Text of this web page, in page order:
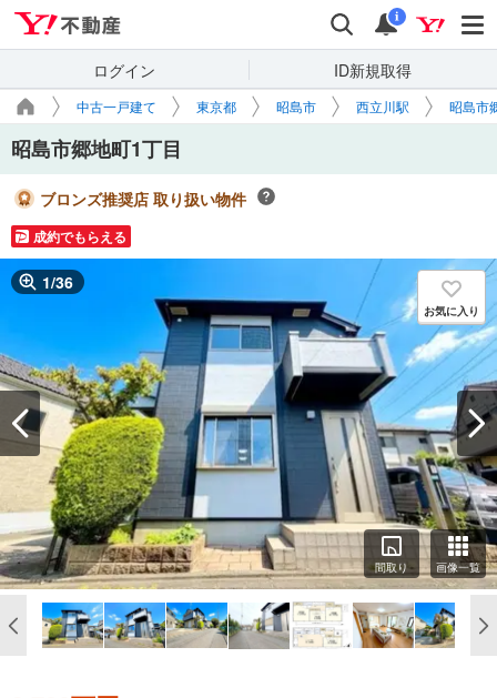
検索 通知
i
ログイン ID新規取得
中古一戸建て 東京都 昭島市 西立川駅 昭島市
昭島市郷地町1丁目
ブロンズ推奨店 取り扱い物件
成約でもらえる
1/36
お気に入り
間取り 画像一覧